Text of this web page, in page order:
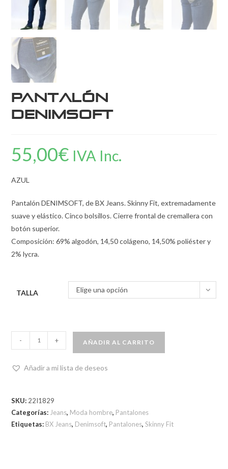
Pantalón
DenimSoft
55,00€ IVA Inc.
AZUL
Pantalón DENIMSOFT, de BX Jeans. Skinny Fit, extremadamente
suave y elástico. Cinco bolsillos. Cierre frontal de cremallera con
botón superior.
Composición: 69% algodón, 14,50 colágeno, 14,50% poliéster y
2% lycra.
TALLA Elige una opción
- + AÑADIR AL CARRITO
Añadir a mi lista de deseos
SKU: 22I1829
Categorías: Jeans, Moda hombre, Pantalones
Etiquetas: BX Jeans, Denimsoft, Pantalones,Skinny Fit